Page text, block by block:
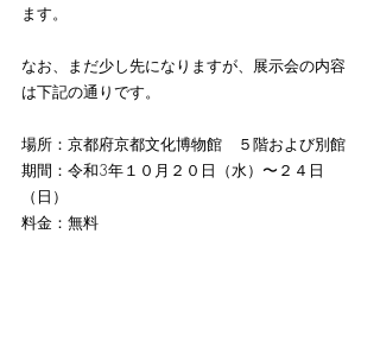
ます。
なお、まだ少し先になりますが、展示会の内容
は下記の通りです。
場所：京都府京都文化博物館　５階および別館
期間：令和3年１０月２０日（水）〜２４日
（日）
料金：無料